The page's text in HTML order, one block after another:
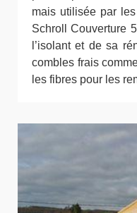
mais utilisée par
Schroll Couverture
l’isolant et de sa
combles frais
les fibres pour les